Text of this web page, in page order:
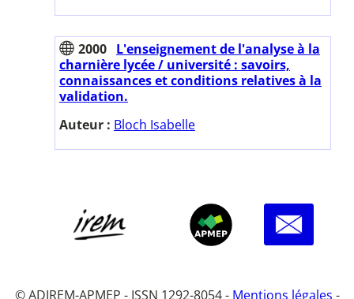
2000 L'enseignement de l'analyse à la
charnière lycée / université : savoirs,
connaissances et conditions relatives à la
validation.
Auteur : Bloch Isabelle
© ADIREM-APMEP - ISSN 1292-8054 - Mentions légales -